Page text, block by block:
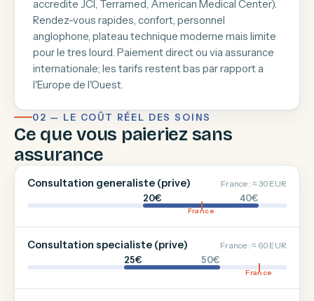
accredite JCI, Terramed, American Medical Center).
Rendez-vous rapides, confort, personnel
anglophone, plateau technique moderne mais limite
pour le tres lourd. Paiement direct ou via assurance
internationale; les tarifs restent bas par rapport a
l'Europe de l'Ouest.
02 — LE COÛT RÉEL DES SOINS
Ce que vous paieriez sans
assurance
Consultation generaliste (prive) France : ≈ 30 EUR
20€ 40€
France
Consultation specialiste (prive) France : ≈ 60 EUR
25€ 50€
France